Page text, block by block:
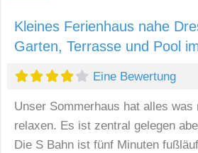
Kleines Ferienhaus nahe
Garten, Terrasse und Pool
Eine Bewertung
Unser Sommerhaus hat alles was
relaxen. Es ist zentral gelegen
Die S Bahn ist fünf Minuten